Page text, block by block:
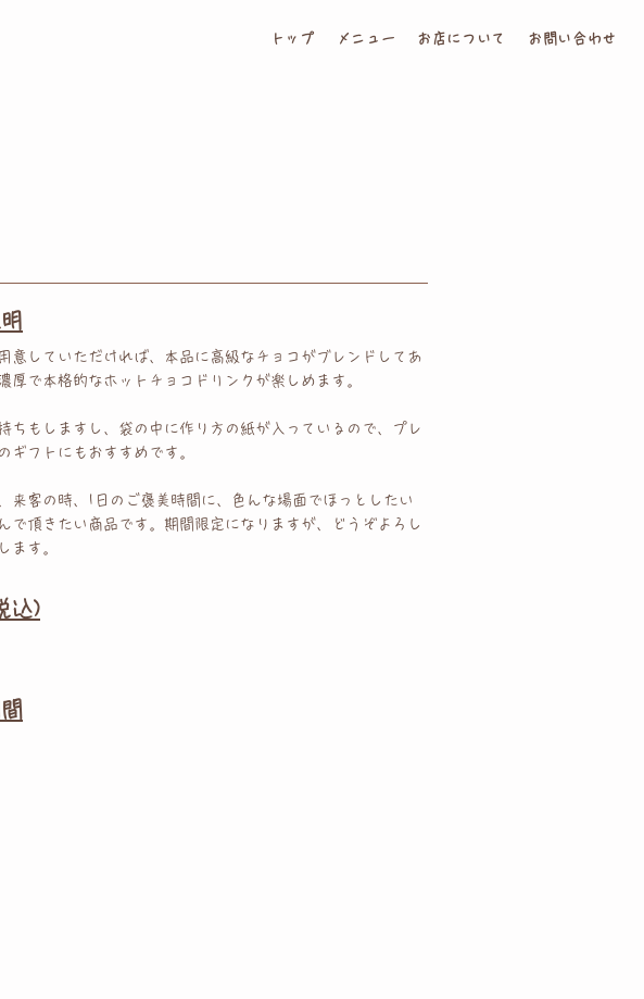
トップ メニュー お店について お問い合わせ
意していただければ 、本品に高級なチョコが ブレンドしてあ
厚で本格的な ホットチョコドリンクが楽しめます。
ちもしますし 、袋の中に作り方の紙が入っているので 、プレ
ギフトにもおすすめです。
来客の時、1日のご褒美時間に、色んな場面でほっとしたい
で頂きたい商品です。期間限定になりますが、どうぞよろし
ます。
込)